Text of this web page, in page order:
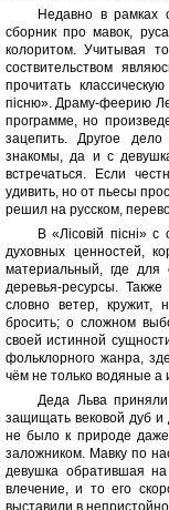
Недавно в рамках
сборник про мавок,
колоритом. Учитывая
соствительством
прочитать
пісню». Драму-феерию
программе, но
зацепить. Другое
знакомы, да и с
встречаться. Если
удивить, но от пьесы
решил на русском,
В «Лісовій пісні»
духовных ценностей,
материальный, где
деревья-ресурсы.
словно ветер, кружит,
бросить; о сложном
своей истинной
фольклорного жанра,
чём не только водяные а
Деда Льва приняли
защищать вековой дуб и
не было к природе
заложником. Мавку по
девушка обратившая
влечение, и то его
выставили в